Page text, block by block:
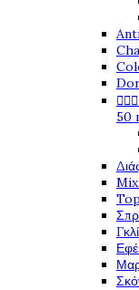

50